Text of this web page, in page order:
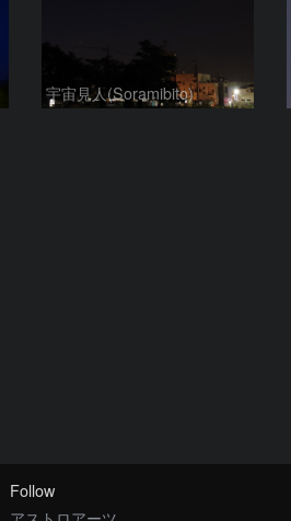
宇宙見人(Soramibito)
Follow